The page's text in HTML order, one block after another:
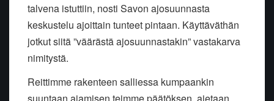
talvena istuttiin, nosti Savon ajosuunnasta
keskustelu ajoittain tunteet pintaan. Käyttäväthän
jotkut siitä ”väärästä ajosuunnastakin” vastakarva
nimitystä.
Reittimme rakenteen salliessa kumpaankin